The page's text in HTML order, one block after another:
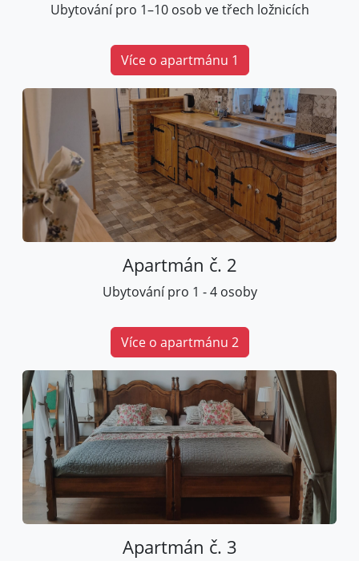
Ubytování pro 1–10 osob ve třech ložnicích
Více o apartmánu 1
Apartmán č. 2
Ubytování pro 1 - 4 osoby
Více o apartmánu 2
Apartmán č. 3